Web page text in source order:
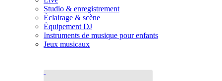
Studio & enregistrement
Éclairage & scène
Équipement DJ
Instruments de musique pour enfants
Jeux musicaux